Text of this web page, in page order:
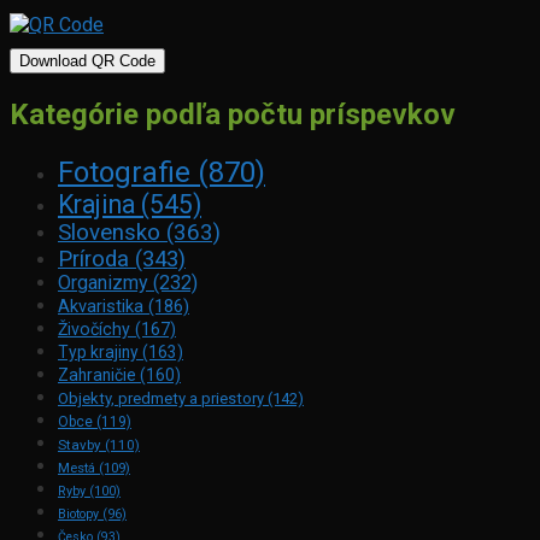
Download QR Code
Kategórie podľa počtu príspevkov
Fotografie (870)
Krajina (545)
Slovensko (363)
Príroda (343)
Organizmy (232)
Akvaristika (186)
Živočíchy (167)
Typ krajiny(163)
Zahraničie (160)
Objekty, predmety a priestory (142)
Obce (119)
Stavby (110)
Mestá (109)
Ryby (100)
Biotopy (96)